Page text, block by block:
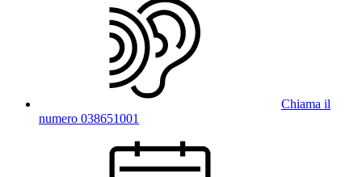
Chiama il
numero 038651001